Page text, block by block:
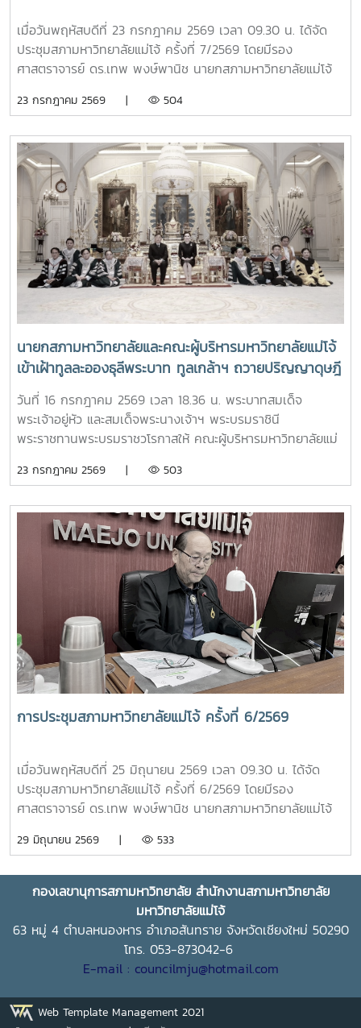
ประสิทธิภาพ โปร่งใส และบรรลุเป้าหมายตามนโยบายของ
มหาวิทยาลัย
เมื่อวันพฤหัสบดีที่ 23 กรกฎาคม 2569 เวลา 09.30 น. ได้จัด
ประชุมสภามหาวิทยาลัยแม่โจ้ ครั้งที่ 7/2569 โดยมีรอง
ศาสตราจารย์ ดร.เทพ พงษ์พานิช นายกสภามหาวิทยาลัยแม่โจ้
อาคารสำนักงานมหาวิทยาลัย 2 มหาวิทยาลัยแม่โจ้ และจัดประชุม
23 กรกฎาคม 2569 | 504
นายกสภามหาวิทยาลัยและคณะผู้บริหารมหาวิทยาลัยแม่โจ้
เข้าเฝ้าทูลละอองธุลีพระบาท ทูลเกล้าฯ ถวายปริญญาดุษฎี
บัณฑิตกิตติมศักดิ์ ครุยวิทยฐานะ และผลิตภัณฑ์มงคลที่
เป็นตัวแทนแห่งความสำเร็จของมหาวิทยาลัยร่วมกับชุมชน
แด่พระบาทสมเด็จพระเจ้าอยู่หัว และสมเด็จพระนางเจ้าฯ
วันที่ 16 กรกฎาคม 2569 เวลา 18.36 น. พระบาทสมเด็จ
พระเจ้าอยู่หัว และสมเด็จพระนางเจ้าฯ พระบรมราชินี
พระราชทานพระบรมราชวโรกาสให้ คณะผู้บริหารมหาวิทยาลัยแม่
บัณฑิตกิตติมศักดิ์ ครุยวิทยฐานะ และผลิตภัณฑ์มงคลที่เป็น
รองศาสตราจารย์ ดร.เทพ พงษ์พานิช นายกสภามหาวิทยาลัยแม่
โจ้ นำคณะผู้บริหารมหาวิทยาลัยเข้าเฝ้าฯ ทูลเกล้าทูลกระหม่อม
ถวายปริญญาดุษฎีบัณฑิตกิตติมศักดิ์ สาขาการพัฒนาภูมิสังคม
อย่างยั่งยืน แด่พระบาทสมเด็จพระเจ้าอยู่หัว เพื่อเฉลิมพระเกียรติ
คุณในพระวิสัยทัศน์และการพัฒนาประเทศอย่างยั่งยืน และทูล
เกล้าทูลกระหม่อมถวายปริญญาปรัชญาดุษฎีบัณฑิตกิตติมศักดิ์
สาขาวิชาการจัดการการท่องเที่ยว (หลักสูตรนานาชาติ) พร้อม
ครุยวิทยฐานะ แด่สมเด็จพระนางเจ้า ฯ พระบรมราชินี เพื่อ
เฉลิมพระเกียรติคุณที่ทรงสร้างแรงบันดาลใจให้เกิดการพัฒนา
แหล่งท่องเที่ยวเชิงวัฒนธรรม และขับเคลื่อนอุตสาหกรรมท่อง
เที่ยวไทยให้เป็นที่ประจักษ์ การทูลเกล้าทูลกระหม่อมถวาย
ปริญญาบัตรในครั้งนี้ สะท้อนถึงพระอัจฉริยภาพและพระวิสัยทัศน์
ไปกับการอนุรักษ์ทรัพยากรธรรมชาติและสิ่งแวดล้อมอย่างสมดุล
ซึ่งสอดคล้องกับหลักการและปรัชญาของสาขาวิชาการพัฒนาภูมิ
สังคมอย่างยั่งยืน ที่มหาวิทยาลัยแม่โจ้ได้มุ่งเน้นเสริมสร้างองค์
23 กรกฎาคม 2569 | 503
การประชุมสภามหาวิทยาลัยแม่โจ้ ครั้งที่ 6/2569
เมื่อวันพฤหัสบดีที่ 25 มิถุนายน 2569 เวลา 09.30 น. ได้จัด
ประชุมสภามหาวิทยาลัยแม่โจ้ ครั้งที่ 6/2569 โดยมีรอง
ศาสตราจารย์ ดร.เทพ พงษ์พานิช นายกสภามหาวิทยาลัยแม่โจ้
อาคารสำนักงานมหาวิทยาลัย 2 มหาวิทยาลัยแม่โจ้ และจัดประชุม
29 มิถุนายน 2569 | 533
กองเลขานุการสภามหาวิทยาลัย สำนักงานสภามหาวิทยาลัย
มหาวิทยาลัยแม่โจ้
63 หมู่ 4 ตำบลหนองหาร อำเภอสันทราย จังหวัดเชียงใหม่ 50290
โทร. 053-873042-6
E-mail : councilmju@hotmail.com
Web Template Management 2021